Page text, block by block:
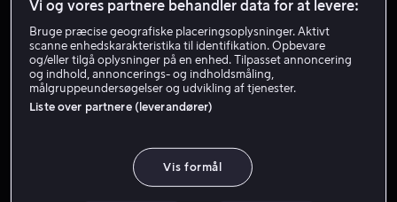
Fra 49 kr
Vi og vores partnere behandler data for at levere:
Bruge præcise geografiske placeringsoplysninger. Aktivt
scanne enhedskarakteristika til identifikation. Opbevare
og/eller tilgå oplysninger på en enhed. Tilpasset annoncering
og indhold, annoncerings- og indholdsmåling,
målgruppeundersøgelser og udvikling af tjenester.
Liste over partnere (leverandører)
Vis formål